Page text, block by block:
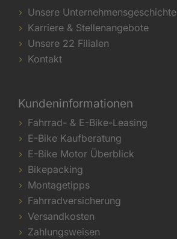
Unsere Unternehmensgeschichte
Karriere & Stellenangebote
Unsere 22 Filialen
Kontakt
Kundeninformationen
Fahrrad- & E-Bike-Leasing
E-Bike Kaufberatung
E-Bike Motor Überblick
Bikepacking
Montagetipps
Fahrradversicherung
Versandkosten
Zahlungsweisen